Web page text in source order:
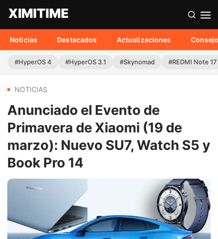
Noticias Destacados Actualizaciones
#HyperOS 4 #HyperOS 3.1 #Skynomad #REDMI Note
NOTICIAS
Anunciado el Evento de
Primavera de Xiaomi (19 de
marzo): Nuevo SU7, Watch S5 y
Book Pro 14